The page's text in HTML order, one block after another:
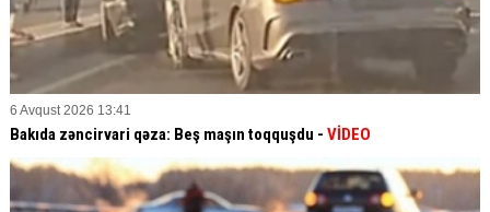
6 Avqust 2026 13:41
Bakıda zəncirvari qəza: Beş maşın toqquşdu - VİDEO